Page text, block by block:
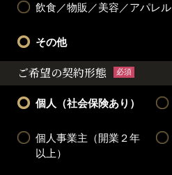
飲食／物販／美容／アパレル
その他
ご希望の契約形態 必須
個人（社会保険あり）
個人事業主（開業２年
以上）